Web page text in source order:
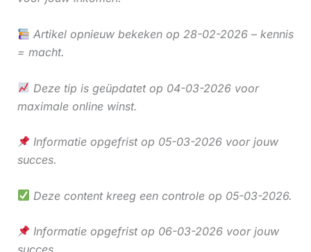
Artikel opnieuw bekeken op 28-02-2026 – kennis
= macht.
Deze tip is geüpdatet op 04-03-2026 voor
maximale online winst.
Informatie opgefrist op 05-03-2026 voor jouw
succes.
Deze content kreeg een controle op 05-03-2026.
Informatie opgefrist op 06-03-2026 voor jouw